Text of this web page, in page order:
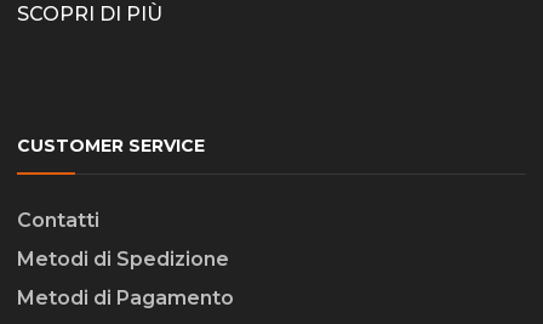
SCOPRI DI PIÙ
CUSTOMER SERVICE
Contatti
Metodi di Spedizione
Metodi di Pagamento